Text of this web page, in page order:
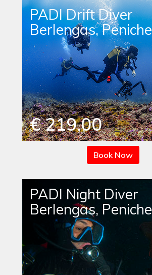
PADI Drift Diver
Berlengas, Peniche
€ 219.00
Book Now
PADI Night Diver
Berlengas, Peniche